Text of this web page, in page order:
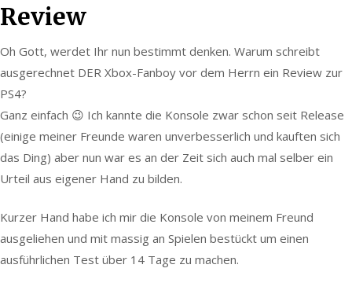
Review
Oh Gott, werdet Ihr nun bestimmt denken. Warum schreibt
ausgerechnet DER Xbox-Fanboy vor dem Herrn ein Review zur
PS4?
Ganz einfach 😉 Ich kannte die Konsole zwar schon seit Release
(einige meiner Freunde waren unverbesserlich und kauften sich
das Ding) aber nun war es an der Zeit sich auch mal selber ein
Urteil aus eigener Hand zu bilden.
Kurzer Hand habe ich mir die Konsole von meinem Freund
ausgeliehen und mit massig an Spielen bestückt um einen
ausführlichen Test über 14 Tage zu machen.